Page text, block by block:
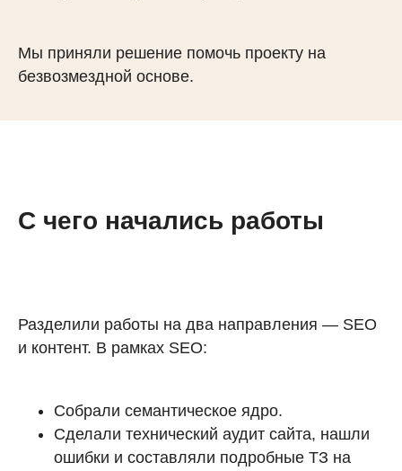
Мы приняли решение помочь проекту на
безвозмездной основе.
С чего начались работы
Разделили работы на два направления — SEO
и контент. В рамках SEO:
Собрали семантическое ядро.
Сделали технический аудит сайта, нашли
ошибки и составляли подробные ТЗ на